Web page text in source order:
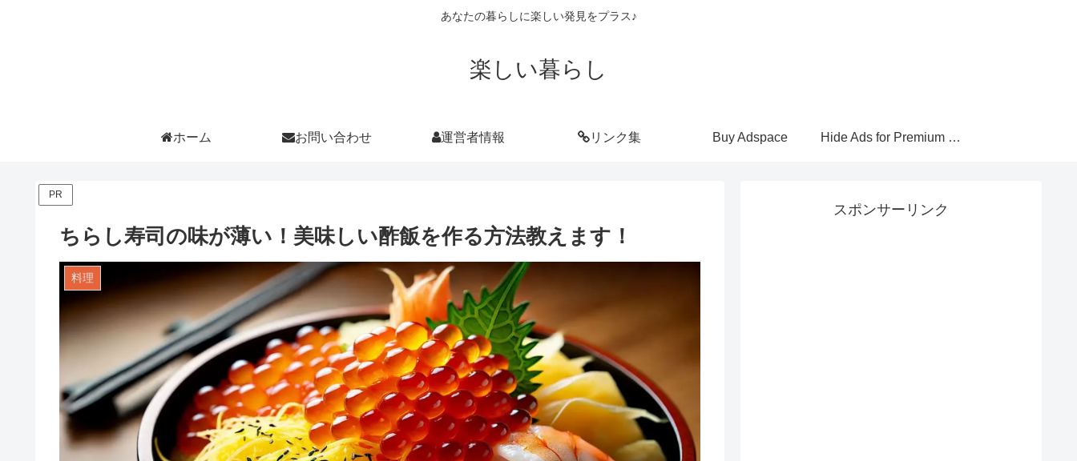
あなたの暮らしに楽しい発見をプラス♪
楽しい暮らし
ホーム お問い合わせ 運営者情報 リンク集 Buy Adspace Hide Ads for Premium Members
PR
ちらし寿司の味が薄い！美味しい酢飯を作る方法教えます！
料理
スポンサーリンク